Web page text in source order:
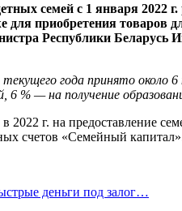
семей с 1 января 2022
для приобретения
Республики Беларусь
текущего года принято
% — на получение
2022 г. на предоставление
счетов «Семейный
деньги под залог…